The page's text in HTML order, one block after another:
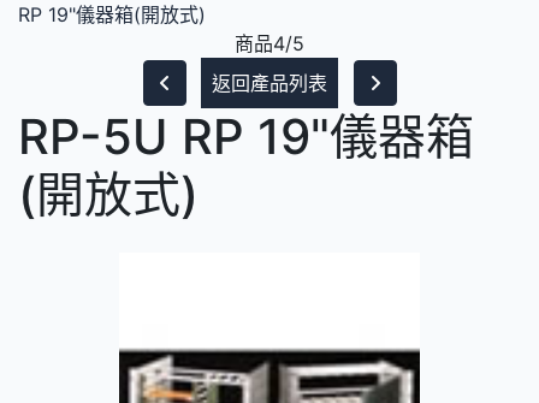
RP 19"儀器箱(開放式)
商品4/5
返回產品列表
RP-5U RP 19"儀器箱
(開放式)